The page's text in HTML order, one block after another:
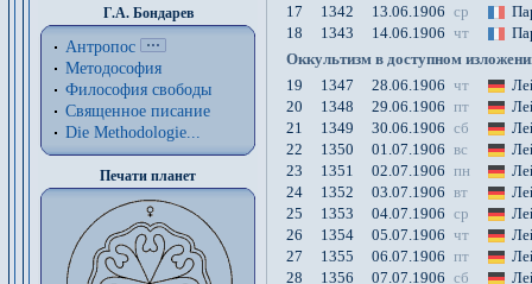
Г.А. Бондарев
Антропос
Методософия
Философия cвободы
Священное писание
Die Methodologie...
Печати планет
17
1342 13.06.1906 ср
18
1343 14.06.1906 чт
Оккультизм в доступном
19
1347 28.06.1906 чт
20
1348 29.06.1906 пт
21
1349 30.06.1906 сб
22
1350 01.07.1906 вс
23
1351 02.07.1906 пн
24
1352 03.07.1906 вт
25
1353 04.07.1906 ср
26
1354 05.07.1906 чт
27
1355 06.07.1906 пт
28
1356 07.07.1906 сб